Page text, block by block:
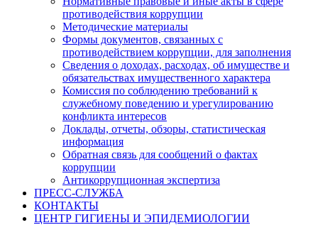
противодействия коррупции
Методические материалы
Формы документов, связанных с
противодействием коррупции, для заполнения
Сведения о доходах, расходах, об имуществе и
обязательствах имущественного характера
Комиссия по соблюдению требований к
служебному поведению и урегулированию
конфликта интересов
Доклады, отчеты, обзоры, статистическая
информация
Обратная связь для сообщений о фактах
коррупции
Антикоррупционная экспертиза
ПРЕСС-СЛУЖБА
КОНТАКТЫ
ЦЕНТР ГИГИЕНЫ И ЭПИДЕМИОЛОГИИ